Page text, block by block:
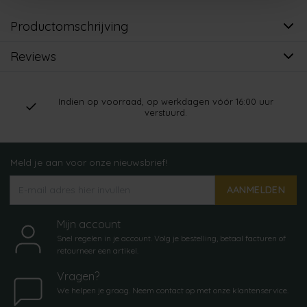
Productomschrijving
Reviews
Indien op voorraad, op werkdagen vóór 16:00 uur
verstuurd.
Meld je aan voor onze nieuwsbrief!
AANMELDEN
Mijn account
Snel regelen in je account. Volg je bestelling, betaal facturen of
retourneer een artikel.
Vragen?
We helpen je graag. Neem contact op met onze klantenservice.